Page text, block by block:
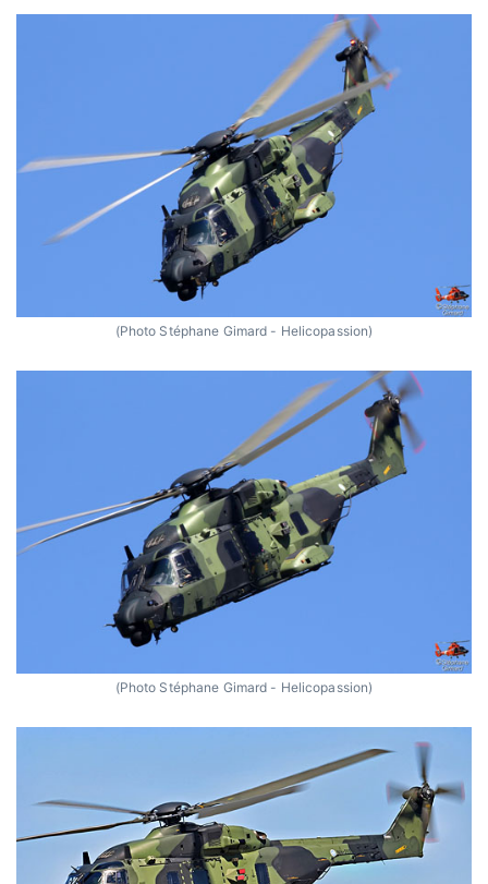
(Photo Stéphane Gimard - Helicopassion)
(Photo Stéphane Gimard - Helicopassion)